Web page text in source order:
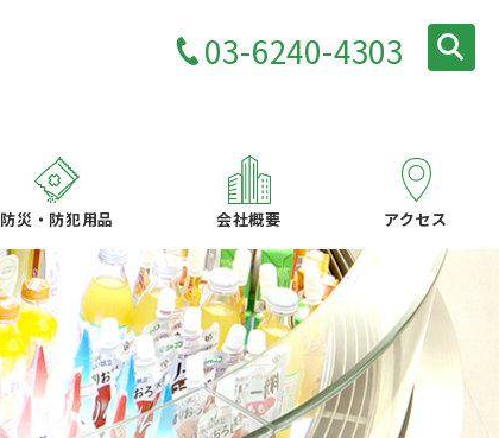
03-6240-4303
防災・防犯用品 会社概要 アクセス